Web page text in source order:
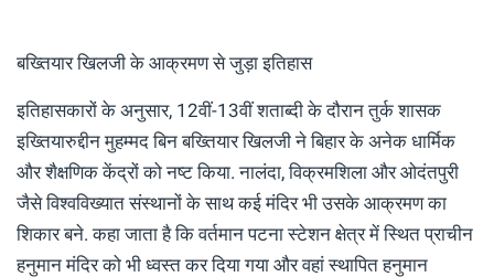
बख्तियार खिलजी के आक्रमण से जुड़ा इतिहास
इतिहासकारों के अनुसार, 12वीं-13वीं शताब्दी के दौरान तुर्क शासक
इख्तियारुद्दीन मुहम्मद बिन बख्तियार खिलजी ने बिहार के अनेक धार्मिक
और शैक्षणिक केंद्रों को नष्ट किया. नालंदा, विक्रमशिला और ओदंतपुरी
जैसे विश्वविख्यात संस्थानों के साथ कई मंदिर भी उसके आक्रमण का
शिकार बने. कहा जाता है कि वर्तमान पटना स्टेशन क्षेत्र में स्थित प्राचीन
हनुमान मंदिर को भी ध्वस्त कर दिया गया और वहां स्थापित हनुमान